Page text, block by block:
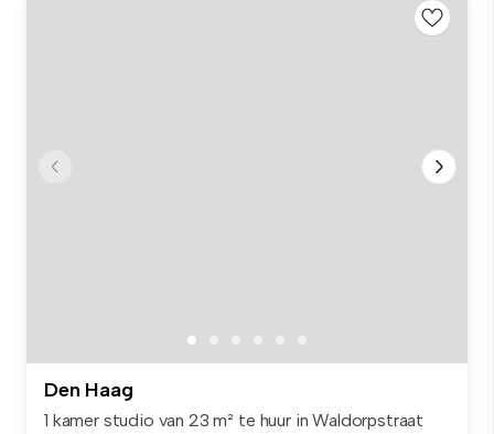
Den Haag
1 kamer studio van 23 m² te huur in Waldorpstraat